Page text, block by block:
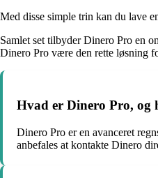
Med disse simple trin kan du lave
Samlet set tilbyder Dinero Pro en
Dinero Pro være den rette løsning
Hvad er Dinero Pro, og
Dinero Pro er en avanceret
anbefales at kontakte Dinero